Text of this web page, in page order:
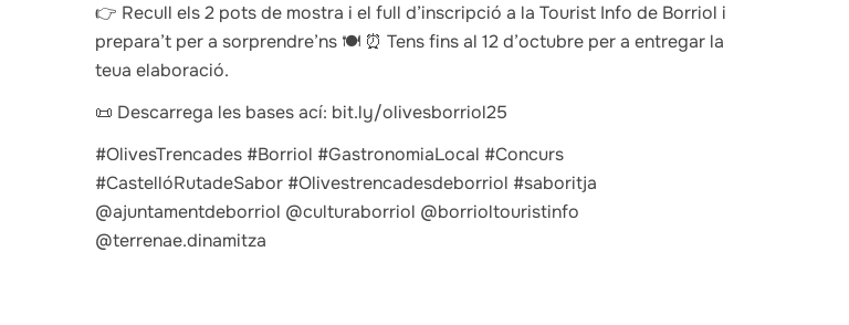
👉 Recull els 2 pots de mostra i el full d’inscripció a la Tourist Info de Borriol i
prepara’t per a sorprendre’ns 🍽️ ⏰ Tens fins al 12 d’octubre per a entregar la
teua elaboració.
📜 Descarrega les bases ací: bit.ly/olivesborriol25
#OlivesTrencades #Borriol #GastronomiaLocal #Concurs
#CastellóRutadeSabor #Olivestrencadesdeborriol #saboritja
@ajuntamentdeborriol @culturaborriol @borrioltouristinfo
@terrenae.dinamitza